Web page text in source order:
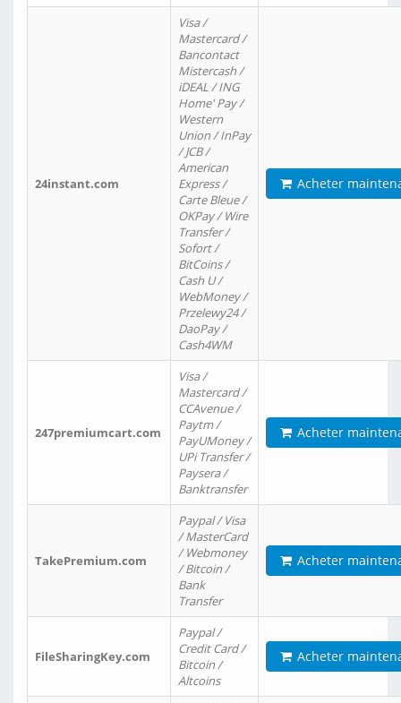
24instant.com
Visa /
Mastercard /
Bancontact
Mistercash /
iDEAL / ING
Home' Pay /
Western
Union / InPay
/ JCB /
American
Express /
Carte Bleue /
OKPay / Wire
Transfer /
Sofort /
BitCoins /
Cash U /
WebMoney /
Przelewy24 /
DaoPay /
Cash4WM
Acheter
247premiumcart.com
Visa /
Mastercard /
CCAvenue /
Paytm /
PayUMoney /
UPi Transfer /
Paysera /
Banktransfer
Acheter
TakePremium.com
Paypal / Visa
/ MasterCard
/ Webmoney
/ Bitcoin /
Bank
Transfer
Acheter
FileSharingKey.com
Paypal /
Credit Card /
Bitcoin /
Altcoins
Acheter